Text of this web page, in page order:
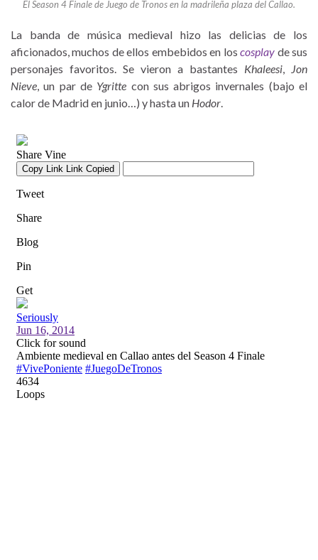
El Season 4 Finale de Juego de Tronos en la madrileña plaza del Callao.
La banda de música medieval hizo las delicias de los
aficionados, muchos de ellos embebidos en los cosplay de sus
personajes favoritos. Se vieron a bastantes Khaleesi, Jon
Nieve, un par de Ygritte con sus abrigos invernales (bajo el
calor de Madrid en junio…) y hasta un Hodor.